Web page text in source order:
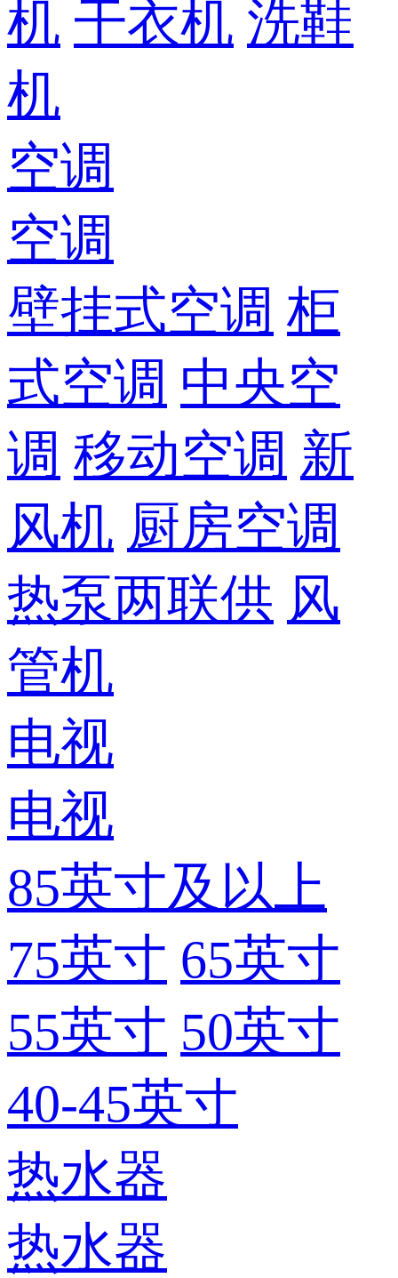
机 干衣机 洗鞋
机
空调
空调
壁挂式空调 柜
式空调 中央空
调 移动空调 新
风机 厨房空调
热泵两联供 风
管机
电视
电视
85英寸及以上
75英寸 65英寸
55英寸 50英寸
40-45英寸
热水器
热水器